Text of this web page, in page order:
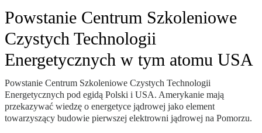
Powstanie Centrum Szkoleniowe
Czystych Technologii
Energetycznych w tym atomu USA
Powstanie Centrum Szkoleniowe Czystych Technologii
Energetycznych pod egidą Polski i USA. Amerykanie mają
przekazywać wiedzę o energetyce jądrowej jako element
towarzyszący budowie pierwszej elektrowni jądrowej na Pomorzu.